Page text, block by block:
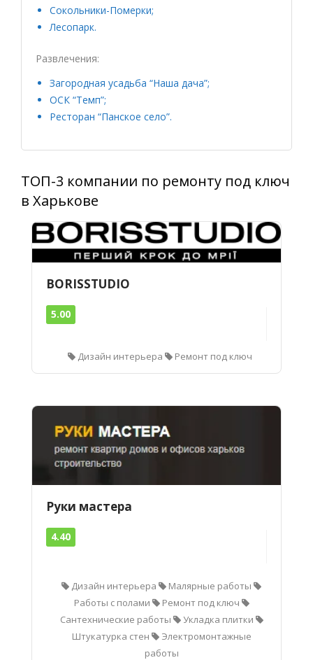
Сокольники-Померки;
Лесопарк.
Развлечения:
Загородная усадьба “Наша дача”;
ОСК “Темп”;
Ресторан “Панское село”.
ТОП-3 компании по ремонту под ключ
в Харькове
BORISSTUDIO
5.00
Дизайн интерьера Ремонт под ключ
Руки мастера
4.40
Дизайн интерьера
Малярные работы
Работы с полами
Ремонт под ключ
Сантехнические работы
Укладка плитки
Штукатурка стен
Электромонтажные
работы